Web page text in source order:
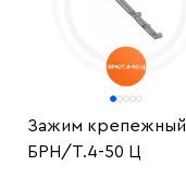
Зажим крепежный
БРН/Т.4-50 Ц